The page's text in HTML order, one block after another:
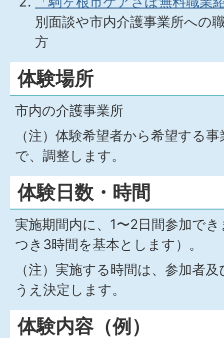
別面談や市内介護事業所への
方
体験場所
市内の介護事業所
（注）体験希望者から希望する
で、調整します。
体験日数・時間
実施期間内に、1〜2日間参加で
つき3時間を基本とします）。
（注）実施する時間は、参加者
うえ決定します。
体験内容（例）